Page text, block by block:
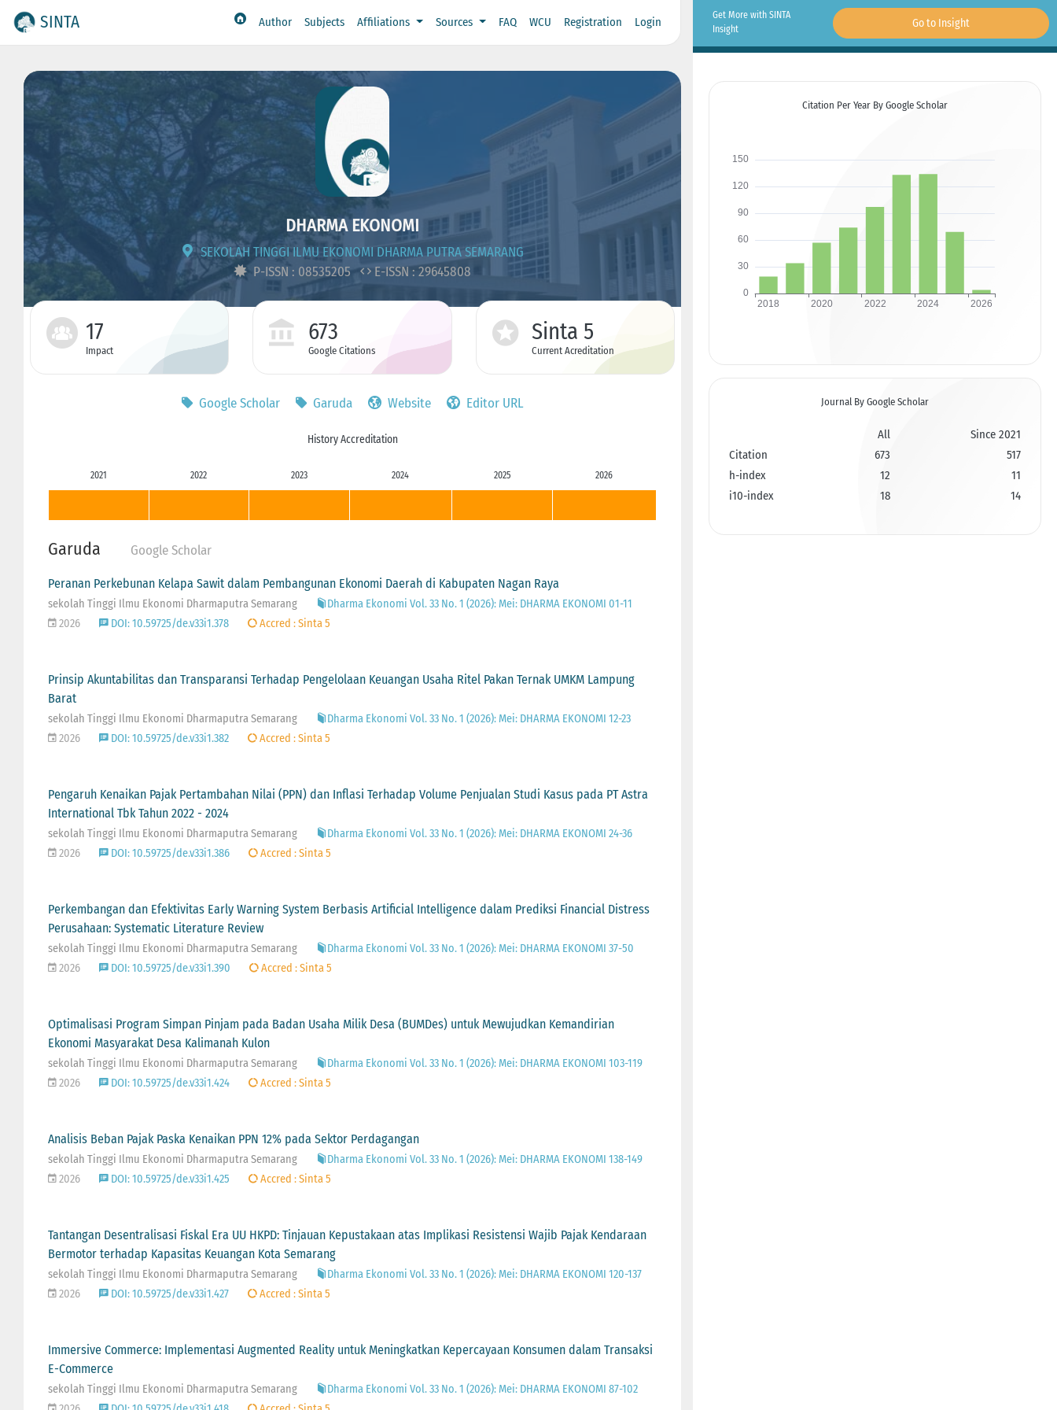
SINTA Author Subjects Affiliations Sources FAQ WCU Registration Login
DHARMA EKONOMI
SEKOLAH TINGGI ILMU EKONOMI DHARMA PUTRA SEMARANG
P-ISSN : 08535205
E-ISSN : 29645808
17
Impact
673
Google Citations
Sinta 5
Current Acreditation
Google Scholar Garuda Website Editor URL
History Accreditation
2021 2022 2023 2024 2025 2026
Garuda Google Scholar
Peranan Perkebunan Kelapa Sawit dalam Pembangunan Ekonomi Daerah di Kabupaten Nagan Raya
sekolah Tinggi Ilmu Ekonomi Dharmaputra Semarang
Dharma Ekonomi Vol. 33 No. 1 (2026): Mei: DHARMA EKONOMI 01-11
2026
DOI: 10.59725/de.v33i1.378 Accred : Sinta 5
Prinsip Akuntabilitas dan Transparansi Terhadap Pengelolaan Keuangan Usaha Ritel Pakan Ternak UMKM Lampung
Barat
sekolah Tinggi Ilmu Ekonomi Dharmaputra Semarang
Dharma Ekonomi Vol. 33 No. 1 (2026): Mei: DHARMA EKONOMI 12-23
2026
DOI: 10.59725/de.v33i1.382 Accred : Sinta 5
Pengaruh Kenaikan Pajak Pertambahan Nilai (PPN) dan Inflasi Terhadap Volume Penjualan Studi Kasus pada PT Astra
International Tbk Tahun 2022 - 2024
sekolah Tinggi Ilmu Ekonomi Dharmaputra Semarang
Dharma Ekonomi Vol. 33 No. 1 (2026): Mei: DHARMA EKONOMI 24-36
2026
DOI: 10.59725/de.v33i1.386 Accred : Sinta 5
Perkembangan dan Efektivitas Early Warning System Berbasis Artificial Intelligence dalam Prediksi Financial Distress
Perusahaan: Systematic Literature Review
sekolah Tinggi Ilmu Ekonomi Dharmaputra Semarang
Dharma Ekonomi Vol. 33 No. 1 (2026): Mei: DHARMA EKONOMI 37-50
2026
DOI: 10.59725/de.v33i1.390 Accred : Sinta 5
Optimalisasi Program Simpan Pinjam pada Badan Usaha Milik Desa (BUMDes) untuk Mewujudkan Kemandirian
Ekonomi Masyarakat Desa Kalimanah Kulon
sekolah Tinggi Ilmu Ekonomi Dharmaputra Semarang
Dharma Ekonomi Vol. 33 No. 1 (2026): Mei: DHARMA EKONOMI 103-119
2026
DOI: 10.59725/de.v33i1.424 Accred : Sinta 5
Analisis Beban Pajak Paska Kenaikan PPN 12% pada Sektor Perdagangan
sekolah Tinggi Ilmu Ekonomi Dharmaputra Semarang
Dharma Ekonomi Vol. 33 No. 1 (2026): Mei: DHARMA EKONOMI 138-149
2026
DOI: 10.59725/de.v33i1.425 Accred : Sinta 5
Tantangan Desentralisasi Fiskal Era UU HKPD: Tinjauan Kepustakaan atas Implikasi Resistensi Wajib Pajak Kendaraan
Bermotor terhadap Kapasitas Keuangan Kota Semarang
sekolah Tinggi Ilmu Ekonomi Dharmaputra Semarang
Dharma Ekonomi Vol. 33 No. 1 (2026): Mei: DHARMA EKONOMI 120-137
2026
DOI: 10.59725/de.v33i1.427 Accred : Sinta 5
Immersive Commerce: Implementasi Augmented Reality untuk Meningkatkan Kepercayaan Konsumen dalam Transaksi
E-Commerce
sekolah Tinggi Ilmu Ekonomi Dharmaputra Semarang
Dharma Ekonomi Vol. 33 No. 1 (2026): Mei: DHARMA EKONOMI 87-102
Get More with SINTA
Insight
Go to Insight
Citation Per Year By Google Scholar
Journal By Google Scholar
All
Since 2021
Citation
673
517
h-index
12
11
i10-index
18 14